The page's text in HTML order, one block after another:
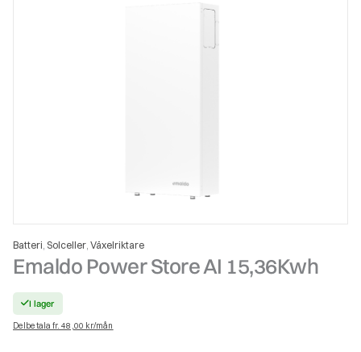
Batteri, Solceller, Växelriktare
Emaldo Power Store AI 15,36Kwh
I lager
Delbetala fr. 48,00 kr/mån